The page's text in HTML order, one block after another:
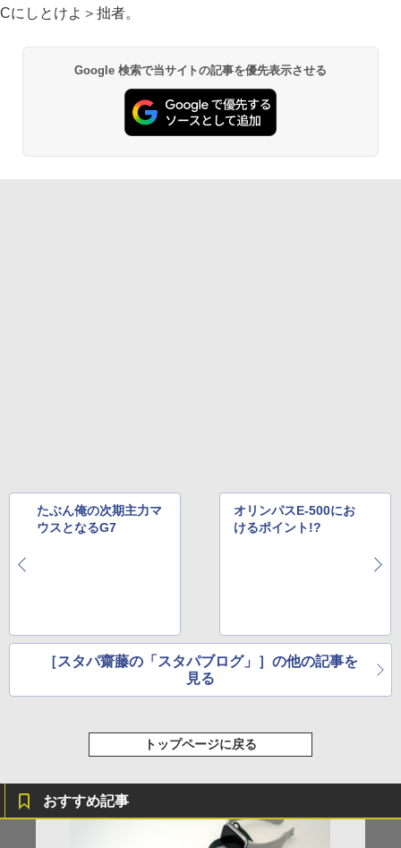
Cにしとけよ＞拙者。
Google 検索で当サイトの記事を優先表示させる
たぶん俺の次期主力マ
ウスとなるG7
オリンパスE-500にお
けるポイント!?
［スタパ齋藤の「スタパブログ」］の他の記事を
見る
トップページに戻る
おすすめ記事